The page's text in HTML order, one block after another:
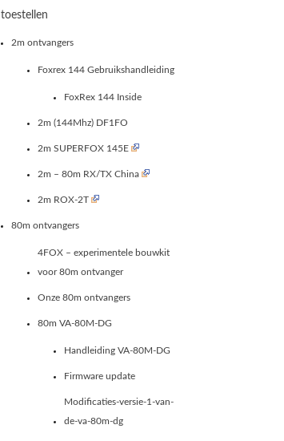
toestellen
2m ontvangers
Foxrex 144 Gebruikshandleiding
FoxRex 144 Inside
2m (144Mhz) DF1FO
2m SUPERFOX 145E
2m – 80m RX/TX China
2m ROX-2T
80m ontvangers
4FOX – experimentele bouwkit
voor 80m ontvanger
Onze 80m ontvangers
80m VA-80M-DG
Handleiding VA-80M-DG
Firmware update
Modificaties-versie-1-van-
de-va-80m-dg